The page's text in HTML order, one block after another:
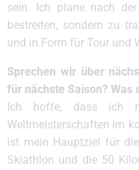
sein. Ich plane nach
bestreiten, sondern zu
und in Form für Tour und
Sprechen wir über
für nächste Saison? Was
Ich hoffe, dass ich
Weltmeisterschaften im
ist mein Hauptziel für
Skiathlon und die 50